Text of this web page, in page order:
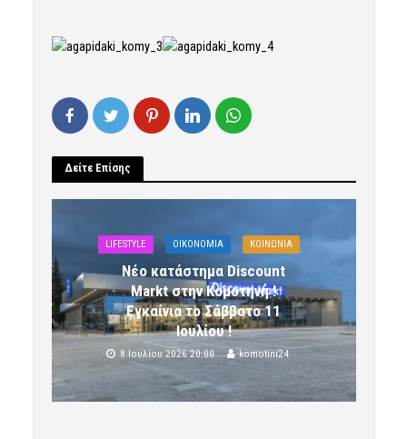
Δείτε Επίσης
LIFESTYLE OIKONOMIA ΚΟΙΝΩΝΙΑ
Νέο κατάστημα Discount
Markt στην Κομοτηνή !
Εγκαίνια το Σάββατο 11
Ιουλίου !
8 Ιουλίου 2026 20:00 komotini24